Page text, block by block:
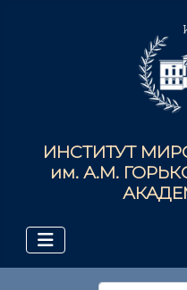
ИНСТИТУТ
им. А.М.